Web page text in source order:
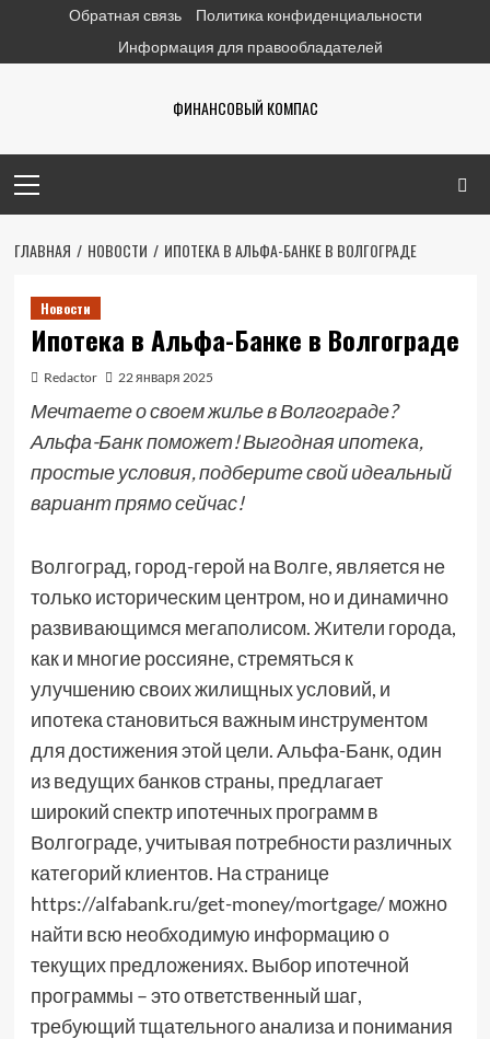
содержимому
Обратная связь
Политика конфиденциальности
Информация для правообладателей
ФИНАНСОВЫЙ КОМПАС
меню
ГЛАВНАЯ НОВОСТИ ИПОТЕКА В АЛЬФА-БАНКЕ В ВОЛГОГРАДЕ
Новости
Ипотека в Альфа-Банке в Волгограде
Redactor 22 января 2025
Мечтаете о своем жилье в Волгограде?
Альфа-Банк поможет! Выгодная ипотека,
простые условия, подберите свой идеальный
вариант прямо сейчас!
Волгоград, город-герой на Волге, является не
только историческим центром, но и динамично
развивающимся мегаполисом. Жители города,
как и многие россияне, стремяться к
улучшению своих жилищных условий, и
ипотека становиться важным инструментом
для достижения этой цели. Альфа-Банк, один
из ведущих банков страны, предлагает
широкий спектр ипотечных программ в
Волгограде, учитывая потребности различных
категорий клиентов. На странице
https://alfabank.ru/get-money/mortgage/ можно
найти всю необходимую информацию о
текущих предложениях. Выбор ипотечной
программы – это ответственный шаг,
требующий тщательного анализа и понимания